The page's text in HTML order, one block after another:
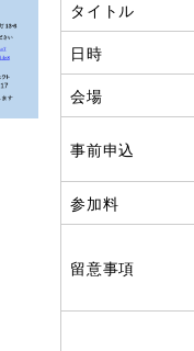
タイトル
日時
会場
事前申込
参加料
留意事項